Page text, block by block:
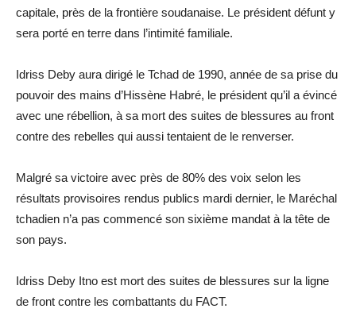
capitale, près de la frontière soudanaise. Le président défunt y
sera porté en terre dans l’intimité familiale.
Idriss Deby aura dirigé le Tchad de 1990, année de sa prise du
pouvoir des mains d’Hissène Habré, le président qu’il a évincé
avec une rébellion, à sa mort des suites de blessures au front
contre des rebelles qui aussi tentaient de le renverser.
Malgré sa victoire avec près de 80% des voix selon les
résultats provisoires rendus publics mardi dernier, le Maréchal
tchadien n’a pas commencé son sixième mandat à la tête de
son pays.
Idriss Deby Itno est mort des suites de blessures sur la ligne
de front contre les combattants du FACT.